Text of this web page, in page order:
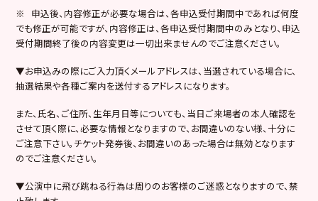
※ 申込後、内容修正が必要な場合は、各申込受付期間中であれば何度
でも修正が可能ですが、内容修正は、各申込受付期間中のみとなり、申込
受付期間終了後の内容変更は一切出来ませんのでご注意ください。
▼お申込みの際にご入力頂くメールアドレスは、当選されている場合に、
抽選結果や各種ご案内を送付するアドレスになります。
また、氏名、ご住所、生年月日等についても、当日ご来場者の本人確認を
させて頂く際に、必要な情報となりますので、お間違いのない様、十分に
ご注意下さい。チケット発券後、お間違いのあった場合は無効となります
のでご注意ください。
▼公演中に飛び跳ねる行為は周りのお客様のご迷惑となりますので、禁